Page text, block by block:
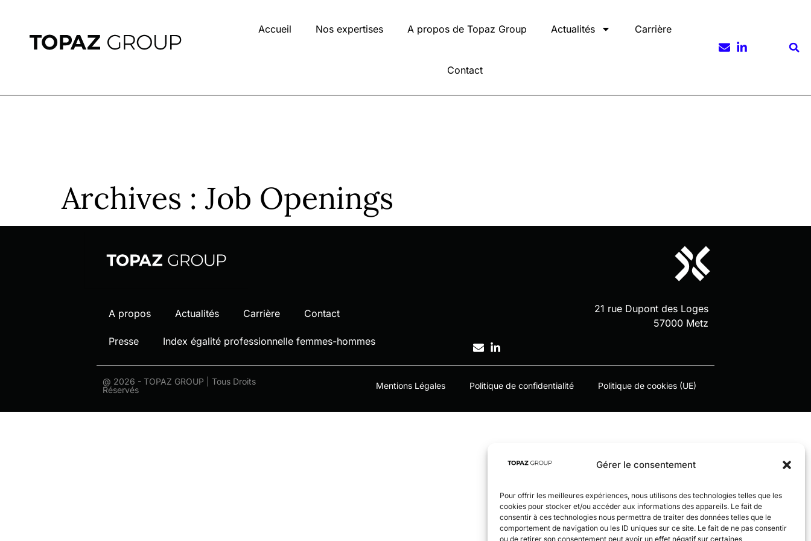
Gérer le consentement
Pour offrir les meilleures expériences, nous utilisons des technologies telles que les
cookies pour stocker et/ou accéder aux informations des appareils. Le fait de
consentir à ces technologies nous permettra de traiter des données telles que le
comportement de navigation ou les ID uniques sur ce site. Le fait de ne pas consentir
ou de retirer son consentement peut avoir un effet négatif sur certaines
Accueil Nos expertises A propos de Topaz Group Actualités Carrière
Contact
Archives : Job Openings
A propos Actualités Carrière Contact
Presse Index égalité professionnelle femmes-hommes
21 rue Dupont des Loges
57000 Metz
@ 2026 - TOPAZ GROUP | Tous Droits
Réservés
Mentions Légales Politique de confidentialité Politique de cookies (UE)